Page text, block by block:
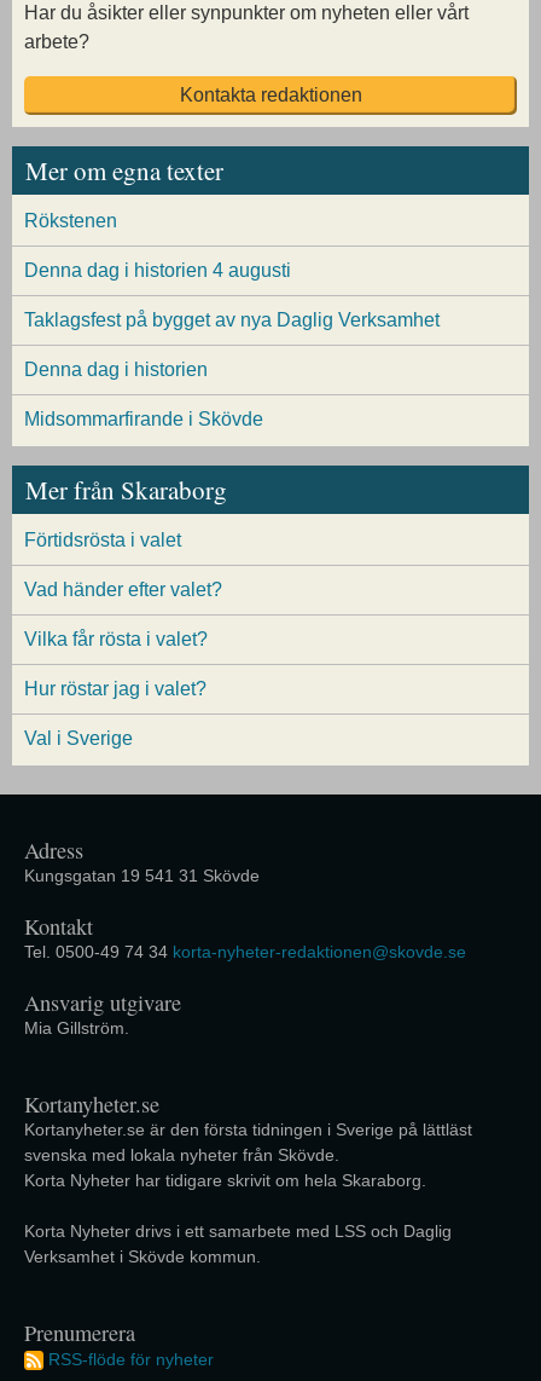
Har du åsikter eller synpunkter om nyheten eller vårt
arbete?
Kontakta redaktionen
Mer om egna texter
Rökstenen
Denna dag i historien 4 augusti
Taklagsfest på bygget av nya Daglig Verksamhet
Denna dag i historien
Midsommarfirande i Skövde
Mer från Skaraborg
Förtidsrösta i valet
Vad händer efter valet?
Vilka får rösta i valet?
Hur röstar jag i valet?
Val i Sverige
Adress
Kungsgatan 19 541 31 Skövde
Kontakt
Tel. 0500-49 74 34 korta-nyheter-redaktionen@skovde.se
Ansvarig utgivare
Mia Gillström.
Kortanyheter.se
Kortanyheter.se är den första tidningen i Sverige på lättläst
svenska med lokala nyheter från Skövde.
Korta Nyheter har tidigare skrivit om hela Skaraborg.
Korta Nyheter drivs i ett samarbete med LSS och Daglig
Verksamhet i Skövde kommun.
Prenumerera
RSS-flöde för nyheter